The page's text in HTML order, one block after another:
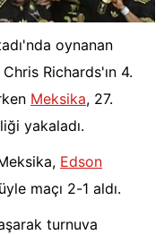
oynanan
Chris Richards'ın 4.
Meksika, 27.
yakaladı.
Edson
maçı 2-1 aldı.
turnuva